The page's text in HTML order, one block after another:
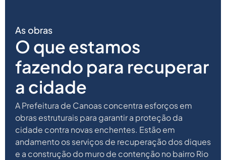
As obras
O que estamos
fazendo para recuperar
a cidade
A Prefeitura de Canoas concentra esforços em
obras estruturais para garantir a proteção da
cidade contra novas enchentes. Estão em
andamento os serviços de recuperação dos diques
e a construção do muro de contenção no bairro Rio